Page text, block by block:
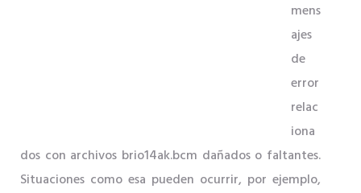
mens
ajes
de
error
relac
iona
dos con archivos brio14ak.bcm dañados o faltantes.
Situaciones como esa pueden ocurrir, por ejemplo,